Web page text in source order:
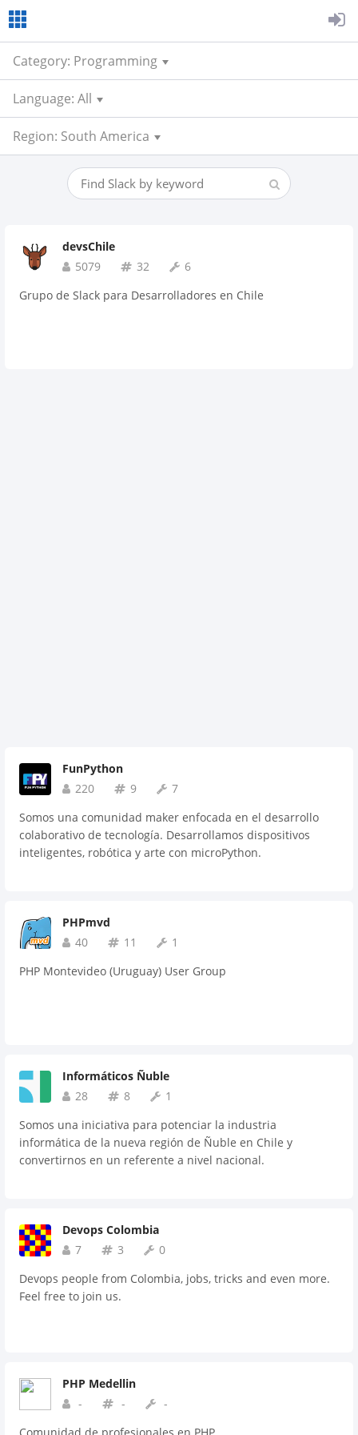
Category: Programming
Language: All
Region: South America
devsChile
5079
32
6
Grupo de Slack para Desarrolladores en Chile
FunPython
220
9
7
Somos una comunidad maker enfocada en el desarrollo
colaborativo de tecnología. Desarrollamos dispositivos
inteligentes, robótica y arte con microPython.
PHPmvd
40
11
1
PHP Montevideo (Uruguay) User Group
Informáticos Ñuble
28
8
1
Somos una iniciativa para potenciar la industria
informática de la nueva región de Ñuble en Chile y
convertirnos en un referente a nivel nacional.
Devops Colombia
7
3
0
Devops people from Colombia, jobs, tricks and even more.
Feel free to join us.
PHP Medellin
-
-
-